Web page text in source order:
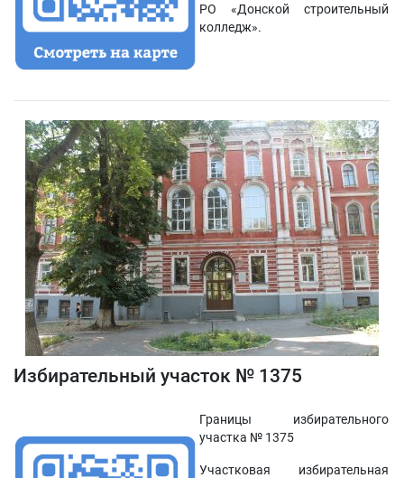
РО «Донской строительный
колледж».
Избирательный участок № 1375
Границы избирательного
участка № 1375
Участковая избирательная